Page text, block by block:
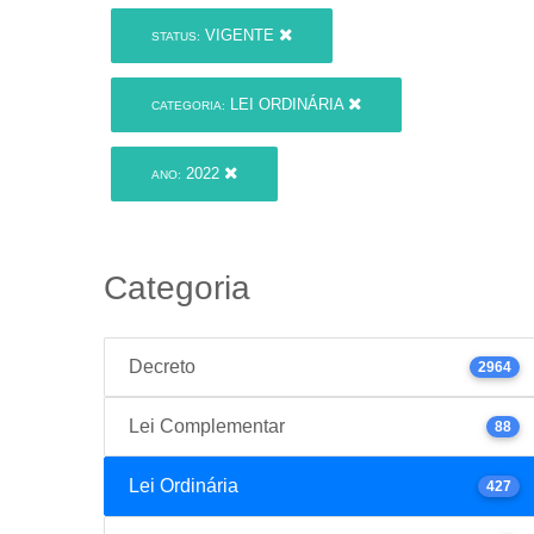
STATUS: VIGENTE
CATEGORIA: LEI ORDINÁRIA
ANO: 2022
Categoria
Decreto 2964
Lei Complementar 88
Lei Ordinária 427